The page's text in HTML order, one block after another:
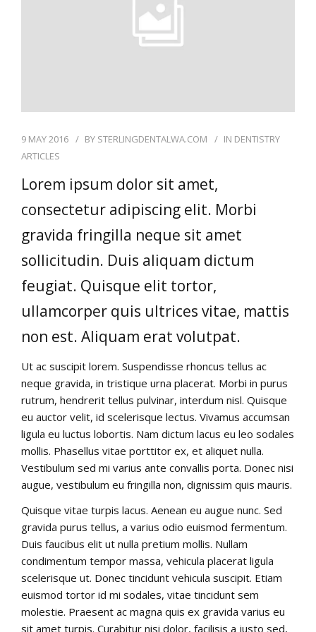
9 MAY 2016 BY STERLINGDENTALWA.COM IN DENTISTRY
ARTICLES
Lorem ipsum dolor sit amet,
consectetur adipiscing elit. Morbi
gravida fringilla neque sit amet
sollicitudin. Duis aliquam dictum
feugiat. Quisque elit tortor,
ullamcorper quis ultrices vitae, mattis
non est. Aliquam erat volutpat.
Ut ac suscipit lorem. Suspendisse rhoncus tellus ac
neque gravida, in tristique urna placerat. Morbi in purus
rutrum, hendrerit tellus pulvinar, interdum nisl. Quisque
eu auctor velit, id scelerisque lectus. Vivamus accumsan
ligula eu luctus lobortis. Nam dictum lacus eu leo sodales
mollis. Phasellus vitae porttitor ex, et aliquet nulla.
Vestibulum sed mi varius ante convallis porta. Donec nisi
augue, vestibulum eu fringilla non, dignissim quis mauris.
Quisque vitae turpis lacus. Aenean eu augue nunc. Sed
gravida purus tellus, a varius odio euismod fermentum.
Duis faucibus elit ut nulla pretium mollis. Nullam
condimentum tempor massa, vehicula placerat ligula
scelerisque ut. Donec tincidunt vehicula suscipit. Etiam
euismod tortor id mi sodales, vitae tincidunt sem
molestie. Praesent ac magna quis ex gravida varius eu
sit amet turpis. Curabitur nisi dolor, facilisis a justo sed,